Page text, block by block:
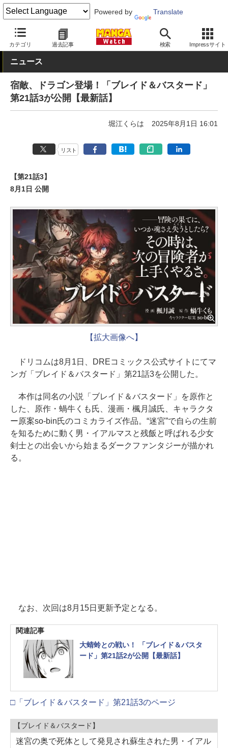
Powered by Translate
カテゴリ 過去記事 検索 Impressサイト
MANGA Watch Web/アプリ
ニュース
宿敵、ドラゴン登場！「ブレイド＆バスタード」
第21話3が公開【最新話】
堀江くらは 2025年8月1日 16:01
リスト
【第21話3】
8月1日 公開
【拡大画像へ】
ドリコムは8月1日、DREコミックス公式サイトにてマ
ンガ「ブレイド＆バスタード」第21話3を公開した。
本作は同名の小説「ブレイド＆バスタード」を原作と
した、原作・蝸牛くも氏、漫画・楓月誠氏、キャラクタ
ー原案so-bin氏のコミカライズ作品。“迷宮”で自らの生前
を知るために動く男・イアルマスと残飯と呼ばれる少女
剣士との出会いから始まるダークファンタジーが描かれ
る。
なお、次回は8月15日更新予定となる。
関連記事
大蜻蛉との戦い！ 「ブレイド＆バスタ
ード」第21話2が公開【最新話】
□「ブレイド＆バスタード」第21話3のページ
【ブレイド＆バスタード】
迷宮の奥で死体として発見され蘇生された男・イアル